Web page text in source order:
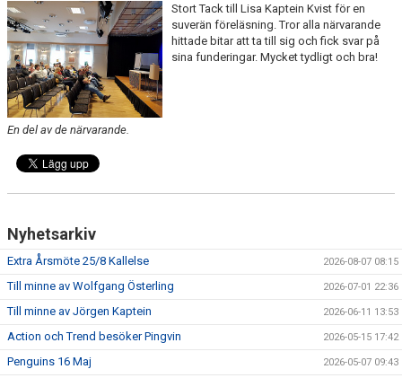
MEDLEMSKAP
MATCHER
ÖVRIGT
LIU GYMNASIUM-RUGBY
En del av de närvarande.
Stort Tack till Lisa Kaptein Kvist för en
suverän föreläsning. Tror alla närvarande
hittade bitar att ta till sig och fick svar på
sina funderingar. Mycket tydligt och bra!
Nyhetsarkiv
Extra Årsmöte 25/8 Kallelse 2026-08-07 08:15
Till minne av Wolfgang Österling 2026-07-01 22:36
Till minne av Jörgen Kaptein 2026-06-11 13:53
Action och Trend besöker Pingvin 2026-05-15 17:42
Penguins 16 Maj 2026-05-07 09:43